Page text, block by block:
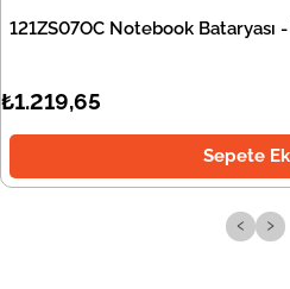
121ZS07OC Notebook Bataryası
₺1.219,65
Sepete
‹ ›